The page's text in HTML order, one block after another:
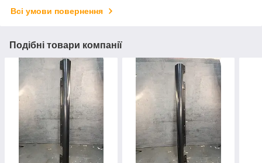
Всі умови повернення
Подібні товари компанії